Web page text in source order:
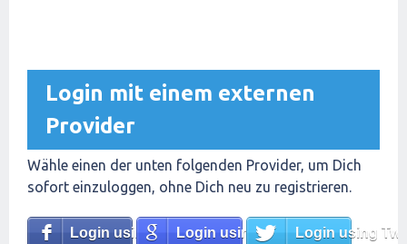
Login mit einem externen
Provider
Wähle einen der unten folgenden Provider, um Dich
sofort einzuloggen, ohne Dich neu zu registrieren.
Login using FacebookLogin using GoogleLogin using